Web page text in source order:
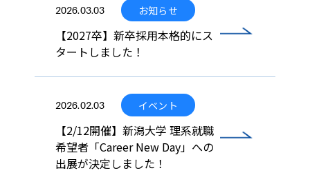
2026.03.03 お知らせ
【2027卒】新卒採用本格的にス
タートしました！
2026.02.03 イベント
【2/12開催】新潟大学 理系就職
希望者「Career New Day」への
出展が決定しました！